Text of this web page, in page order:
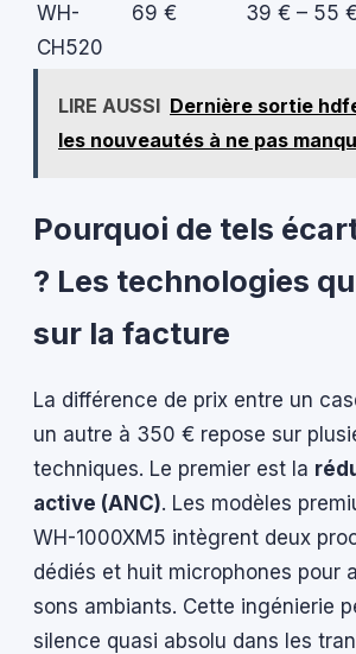
WH-
CH520
69 € 39 € – 55
LIRE AUSSI Dernière sortie
les nouveautés à ne pas
Pourquoi de tels
? Les technologies
sur la facture
La différence de prix entre un
un autre à 350 € repose sur
techniques. Le premier est la
active (ANC). Les modèles
WH-1000XM5 intègrent deux
dédiés et huit microphones pour
sons ambiants. Cette ingénierie
silence quasi absolu dans les